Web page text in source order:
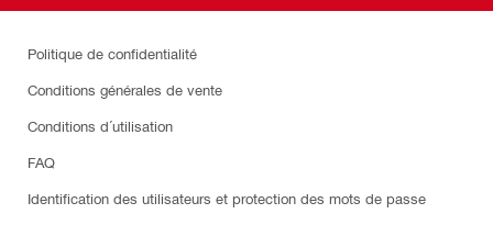
Politique de confidentialité
Conditions générales de vente
Conditions d´utilisation
FAQ
Identification des utilisateurs et protection des mots de passe